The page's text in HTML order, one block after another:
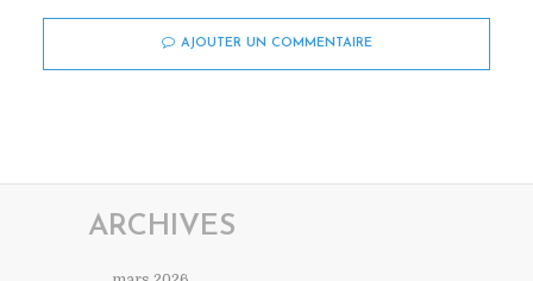
AJOUTER UN COMMENTAIRE
ARCHIVES